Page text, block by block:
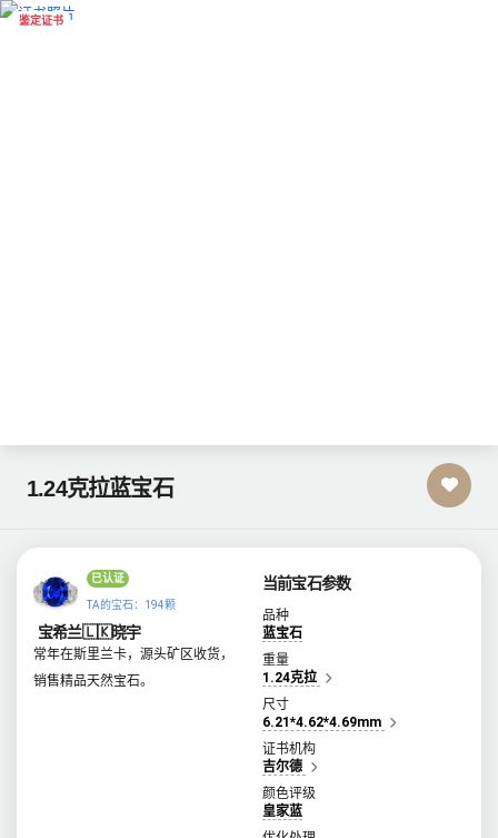
鉴定证书
1.24克拉蓝宝石
已认证
TA的宝石：194颗
宝希兰🇱🇰晓宇
常年在斯里兰卡，源头矿区收货，
销售精品天然宝石。
当前宝石参数
品种
蓝宝石
重量
1.24克拉
尺寸
6.21*4.62*4.69mm
证书机构
吉尔德
颜色评级
皇家蓝